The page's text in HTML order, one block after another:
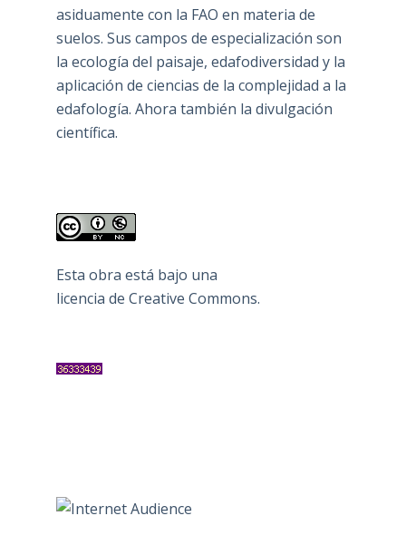
asiduamente con la FAO en materia de
suelos. Sus campos de especialización son
la ecología del paisaje, edafodiversidad y la
aplicación de ciencias de la complejidad a la
edafología. Ahora también la divulgación
científica.
Esta obra está bajo una
licencia de Creative Commons.